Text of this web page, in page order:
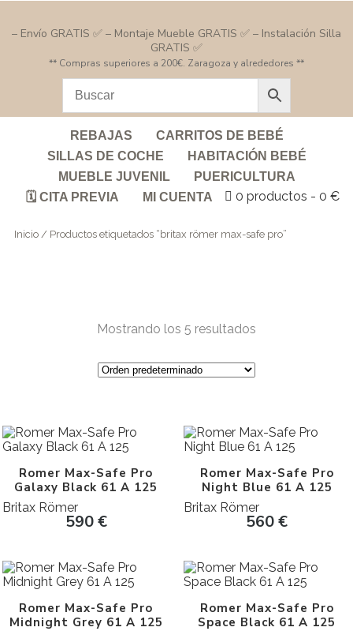
– Envío GRATIS ✅ – Montaje Mueble GRATIS ✅ – Instalación Silla
GRATIS ✅
** Compras superiores a 200€. Zaragoza y alrededores **
REBAJAS
CARRITOS DE BEBÉ
SILLAS DE COCHE
HABITACIÓN BEBÉ
MUEBLE JUVENIL
PUERICULTURA
🗓️ CITA PREVIA
MI CUENTA 0 productos 0 €
Inicio / Productos etiquetados “britax römer max-safe pro”
Mostrando los 5 resultados
Romer Max-Safe Pro
Galaxy Black 61 A 125
Britax Römer
590€
Romer Max-Safe Pro
Night Blue 61 A 125
Britax Römer
560€
Romer Max-Safe Pro
Midnight Grey 61 A 125
Romer Max-Safe Pro
Space Black 61 A 125